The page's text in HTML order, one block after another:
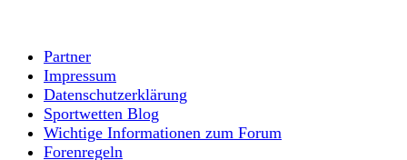
Partner
Impressum
Datenschutzerklärung
Sportwetten Blog
Wichtige Informationen zum Forum
Forenregeln